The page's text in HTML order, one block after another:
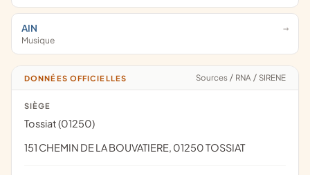
AIN
Musique
DONNÉES OFFICIELLES Sources / RNA / SIRENE
SIÈGE
Tossiat (01250)
151 CHEMIN DE LA BOUVATIERE, 01250 TOSSIAT